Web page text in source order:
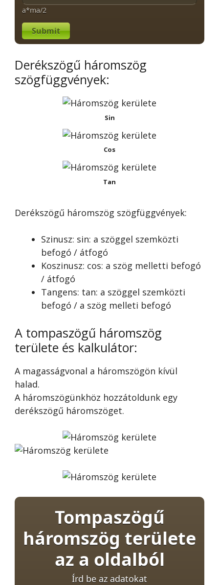
a*ma/2
Submit
Derékszögű háromszög
szögfüggvények:
Sin
Cos
Tan
Derékszögű háromszög szögfüggvények:
Szinusz: sin: a szöggel szemközti
befogó / átfogó
Koszinusz: cos: a szög melletti befogó
/ átfogó
Tangens: tan: a szöggel szemközti
befogó / a szög melleti befogó
A tompaszögű háromszög
területe és kalkulátor:
A magasságvonal a háromszögön kívül
halad.
A háromszögünkhöz hozzátoldunk egy
derékszögű háromszöget.
Tompaszögű
háromszög területe
az a oldalból
Írd be az adatokat